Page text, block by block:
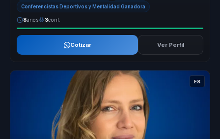
Conferencistas Deportivos y Mentalidad Ganadora
8años 3conf.
Cotizar Ver Perfil
ES